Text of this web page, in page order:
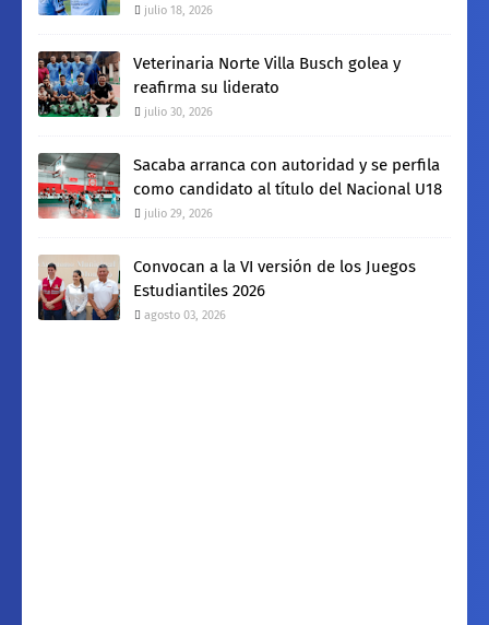
julio 18, 2026
Veterinaria Norte Villa Busch golea y
reafirma su liderato
julio 30, 2026
Sacaba arranca con autoridad y se perfila
como candidato al título del Nacional U18
julio 29, 2026
Convocan a la VI versión de los Juegos
Estudiantiles 2026
agosto 03, 2026